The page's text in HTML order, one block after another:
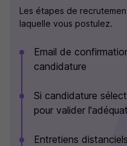
Les étapes de
laquelle vous postulez.
Email de
candidature
Si candidature
pour valider
Entretiens